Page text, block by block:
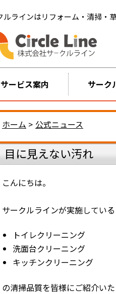
ルラインはリフォーム・清掃・
サービス案内 サーク
ホーム > 公式ニュース
目に見えない汚れ
こんにちは。
サークルラインが実施している
トイレクリーニング
洗面台クリーニング
キッチンクリーニング
の清掃品質を皆様にご紹介いた